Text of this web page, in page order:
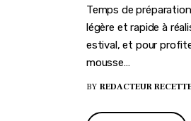
Temps de
légère et rapide à
estival, et pour
mousse…
BY REDACTEUR